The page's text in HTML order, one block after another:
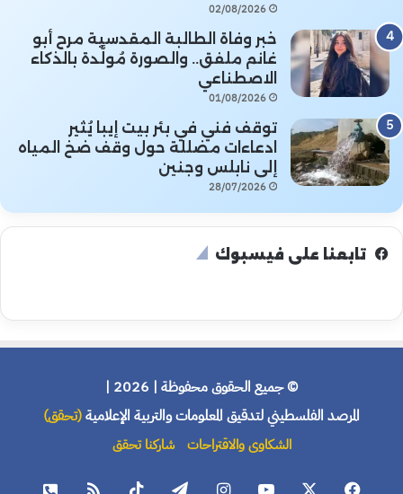
02/08/2026
خبر وفاة الطالبة المقدسية مرح أبو
غانم ملفق.. والصورة مُولَّدة بالذكاء
الاصطناعي
01/08/2026
توقف فني في بئر بيت إيبا يُثير
ادعاءات مضللة حول وقف ضخ المياه
إلى نابلس وجنين
28/07/2026
تابعنا على فيسبوك
© جميع الحقوق محفوظة | 2026 |
المرصد الفلسطيني لتدقيق المعلومات والتربية الإعلامية(تحقق)
الشكاوى والاقتراحات شاركنا تحقق